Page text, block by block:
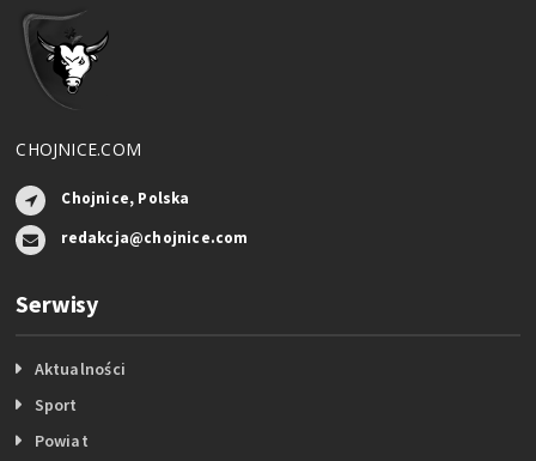
CHOJNICE.COM
Chojnice, Polska
redakcja@chojnice.com
Serwisy
Aktualności
Sport
Powiat